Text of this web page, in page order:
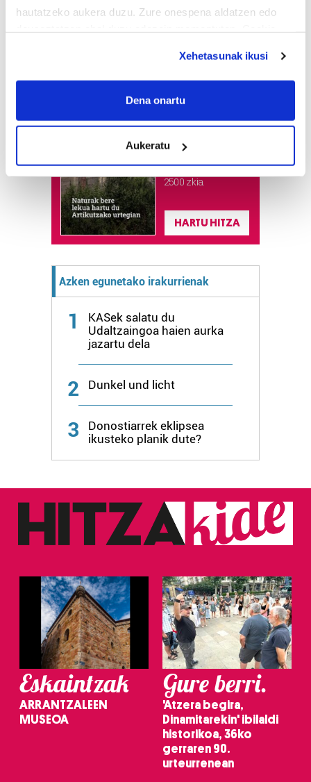
hautatzeko aukera duzu. Zure onespena aldatzen edo
If you allow, we would also like to:
Collect information about your geographical
Identify your device by actively scanning it for
specific characteristics (fingerprinting)
Find out more about how your personal data is processed
and set your preferences in the
Guk eta gure bazkideek zure datu pertsonalak
teknologia erabiliz, cookieak adibidez, iragarki eta eduki
pertsonalizatuak eskaintzeko, iragarkiak eta edukia
neurtzeko, jendeari buruzko informazioa biltzeko eta
produktuak garatzeko. Zure datuak nork eta zertarako
erabiltzen dituen hauta dezakezu.
Bazkide batzuek ez dizute baimenik eskatzen, eta beren
interes komertzial legitimoetan babesten dira. Ikusi gure
dezakezun ikusteko.
datuen atalean. Edozein unetan alda edo ken dezakezu
zure baimena Cookieen adierazpenean.
zerbitzuak hobetzeko asmoz, cookie teknologiaz
baliatzen gara. Ohar hau onartuz gero, teknologia hori
erabiltzeko baimen esplizitua ematen diguzu.Gehiago
irakurri
Xehetasunak ikusi
Dena onartu
Aukeratu
Naturak bere
Artikutzako
urtegian
2.500 zkia.
HARTU HITZA
Azken egunetako irakurrienak
1
KASek salatu du
Udaltzaingoa haien aurka
jazartu dela
2 Dunkel und licht
3
Donostiarrek eklipsea
ikusteko planik dute?
Eskaintzak
ARRANTZALEEN
MUSEOA
Gure berri.
'Atzera begira,
Dinamitarekin' ibilaldi
historikoa, 36ko
gerraren 90.
urteurrenean